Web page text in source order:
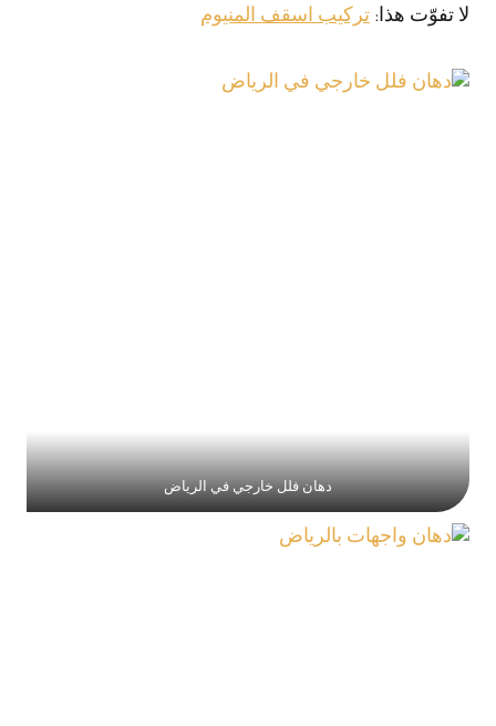
لا تفوّت هذا: تركيب اسقف المنيوم
دهان فلل خارجي في الرياض